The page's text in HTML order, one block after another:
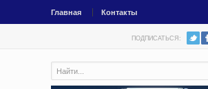
Главная Контакты
ПОДПИСАТЬСЯ: